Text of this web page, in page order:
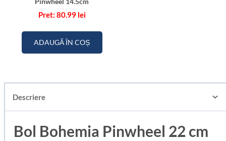
80.99 lei
ADAUGĂ ÎN COȘ
Descriere
Bol Bohemia Pinwheel 22 cm